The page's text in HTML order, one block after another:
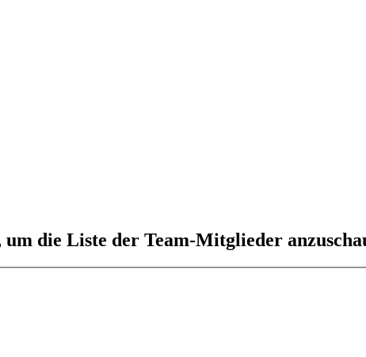
die Liste der Team-Mitglieder